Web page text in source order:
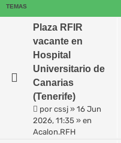
TEMAS
Plaza RFIR
vacante en
Hospital
Universitario de
Canarias
(Tenerife)
por cssj » 16 Jun
2026, 11:35 » en
Acalon.RFH